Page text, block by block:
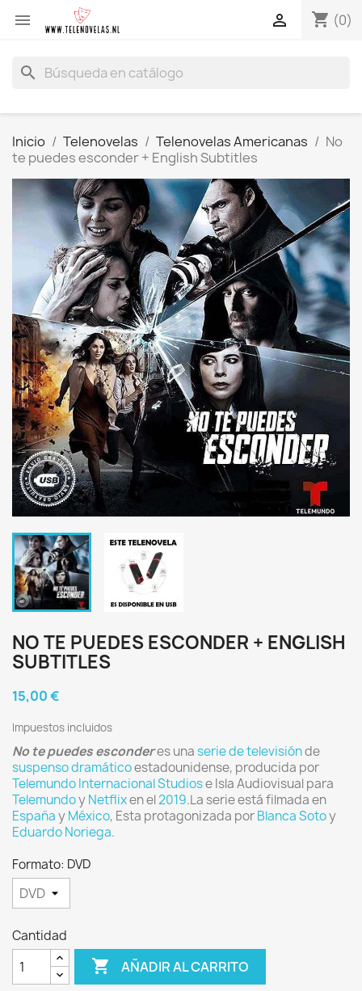
 shopping_cart (0)

search
Inicio Telenovelas Telenovelas Americanas
No
te puedes esconder + English Subtitles
NO TE PUEDES ESCONDER + ENGLISH
SUBTITLES
15,00 €
Impuestos incluidos
No te puedes esconderes unaserie de televisiónde
suspensodramáticoestadounidense, producida por
Telemundo Internacional Studiose Isla Audiovisual para
TelemundoyNetflixen el2019.La serie está filmada en
EspañayMéxico, Esta protagonizada porBlanca Sotoy
Eduardo Noriega.
Formato: DVD
Cantidad
 AÑADIR AL CARRITO